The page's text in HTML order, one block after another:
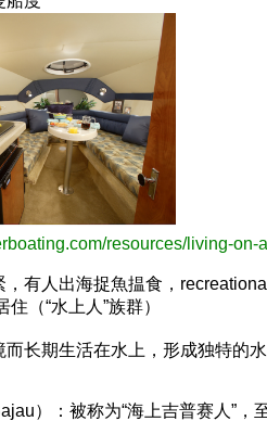
resources/living-on-
，有人出海捉魚揾食，
（“水上人”族群）
长期生活在水上，形成独特的水
）：被称为“海上吉普赛人”